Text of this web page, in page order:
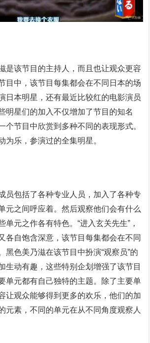
是该节目的主持人，而且也让观众更容
目中，该节目每集都会在不同日本的场
日本明星，还有最近比较红的电影演员
明星们的加入不仅增加了节目的知名
个节目中欣赏到多种不同的表现形式。
为乐，参演过的全集明星。
员包括了各种专业人员，加入了各种专
元之间呼应着。然后观察他们会有什么
单元之作各有特色。“进入玄关先生”，
各自饱含深意，该节目每集都会在不同
黑色美乃滋在该节目中扮演“观察员”的
生动有趣，这些特别企划增强了该节目
单元都有自己独特的主题。除了主要单
让观众能够得到更多的欢乐，他们的加
元素，不同的单元在从不同角度观察人